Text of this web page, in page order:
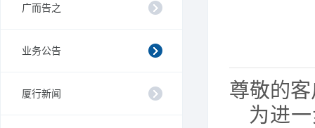
广而告之
业务公告
厦行新闻
尊敬的
为进